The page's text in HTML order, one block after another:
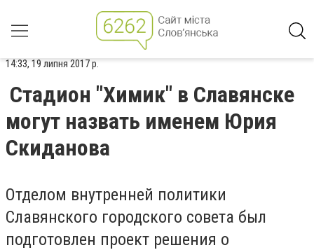
14:33, 19 липня 2017 р.
Стадион "Химик" в Славянске
могут назвать именем Юрия
Скиданова
Отделом внутренней политики
Славянского городского совета был
подготовлен проект решения о